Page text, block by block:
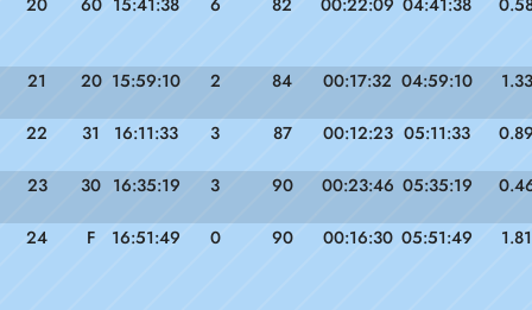
21 20 15:59:10 2 84 00:17:32 04:59:10 1.33
22 31 16:11:33 3 87 00:12:23 05:11:33
23 30 16:35:19 3 90 00:23:46 05:35:19
24 F 16:51:49 0 90 00:16:30 05:51:49 1.81